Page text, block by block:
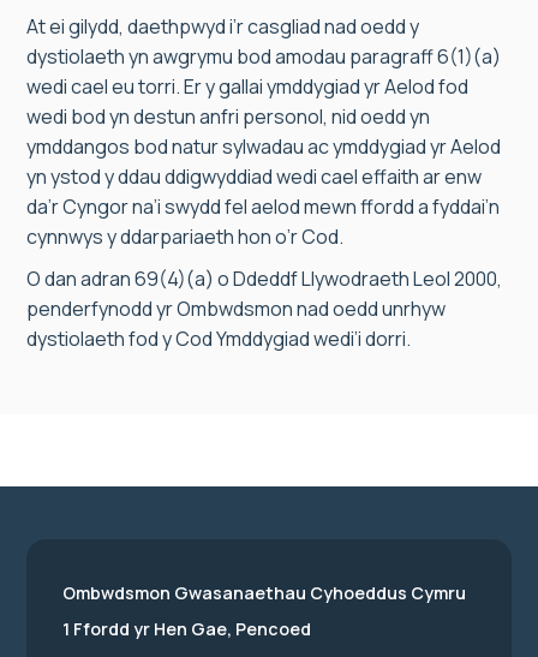
At ei gilydd, daethpwyd i’r casgliad nad oedd y
dystiolaeth yn awgrymu bod amodau paragraff 6(1)(a)
wedi cael eu torri. Er y gallai ymddygiad yr Aelod fod
wedi bod yn destun anfri personol, nid oedd yn
ymddangos bod natur sylwadau ac ymddygiad yr Aelod
yn ystod y ddau ddigwyddiad wedi cael effaith ar enw
da’r Cyngor na’i swydd fel aelod mewn ffordd a fyddai’n
cynnwys y ddarpariaeth hon o’r Cod.
O dan adran 69(4)(a) o Ddeddf Llywodraeth Leol 2000,
penderfynodd yr Ombwdsmon nad oedd unrhyw
dystiolaeth fod y Cod Ymddygiad wedi’i dorri.
Ombwdsmon Gwasanaethau Cyhoeddus Cymru
1 Ffordd yr Hen Gae, Pencoed